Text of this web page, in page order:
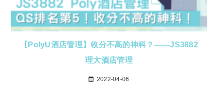
【PolyU酒店管理】收分不高的神科？——JS3882
理大酒店管理
2022-04-06